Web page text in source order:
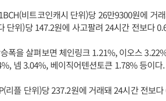
비트코인캐시 단위)당 26만9300원에 거
단위)당 147.2원에 사고팔려 24시간 전보다
폭을 살펴보면 체인링크 1.21%, 이오스
넴 3.04%, 베이직어텐션토큰 1.78% 등이다.
리플 단위)당 237.2원에 거래돼 24시간 전보